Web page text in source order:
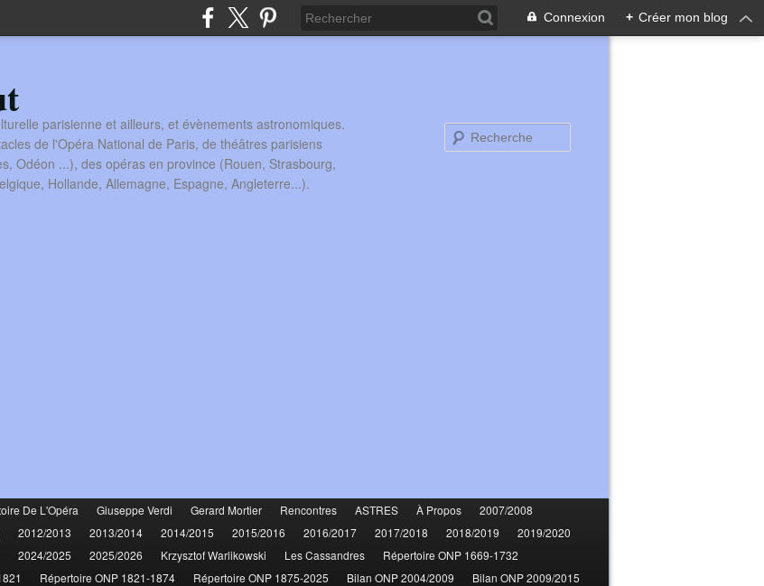
Connexion + Créer mon blog
parisienne et ailleurs, et évènements astronomiques.
de l'Opéra National de Paris, de théâtres parisiens
Odéon ...), des opéras en province (Rouen, Strasbourg,
Hollande, Allemagne, Espagne, Angleterre...).
De L'Opéra Giuseppe Verdi Gerard Mortier Rencontres ASTRES À Propos
2007/2008
2012/2013 2013/2014 2014/2015 2015/2016 2016/2017 2017/2018 2018/2019
2019/2020
2024/2025 2025/2026 Krzysztof Warlikowski Les Cassandres
Répertoire ONP 1669-1732
Répertoire ONP 1821-1874 Répertoire ONP 1875-2025 Bilan ONP 2004/2009
Bilan ONP 2009/2015